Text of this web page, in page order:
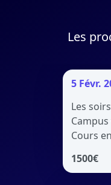
Les
5 Févr.
Les
Cours
1500€